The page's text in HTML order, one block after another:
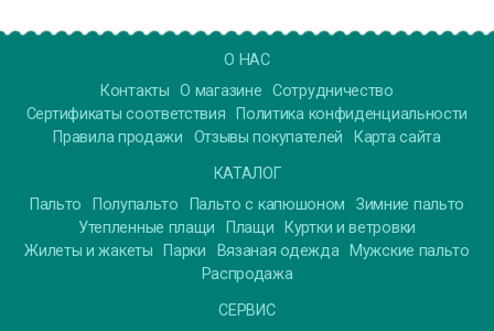
О НАС
Контакты
О магазине Сотрудничество
Сертификаты соответствия
Политика конфиденциальности
Правила продажи
Отзывы покупателей
Карта сайта
КАТАЛОГ
Пальто
Полупальто Пальто с капюшоном
Зимние пальто
Утепленные плащи
Плащи
Куртки и ветровки
Жилеты и жакеты
Парки Вязаная одежда
Мужские пальто
Распродажа
СЕРВИС